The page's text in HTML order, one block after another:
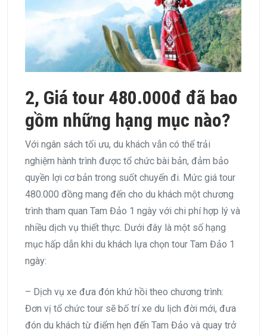
2, Giá tour 480.000đ đã bao
gồm những hạng mục nào?
Với ngân sách tối ưu, du khách vẫn có thể trải
nghiệm hành trình được tổ chức bài bản, đảm bảo
quyền lợi cơ bản trong suốt chuyến đi. Mức giá tour
480.000 đồng mang đến cho du khách một chương
trình tham quan Tam Đảo 1 ngày với chi phí hợp lý và
nhiều dịch vụ thiết thực. Dưới đây là một số hạng
mục hấp dẫn khi du khách lựa chọn tour Tam Đảo 1
ngày:
– Dịch vụ xe đưa đón khứ hồi theo chương trình:
Đơn vị tổ chức tour sẽ bố trí xe du lịch đời mới, đưa
đón du khách từ điểm hẹn đến Tam Đảo và quay trở